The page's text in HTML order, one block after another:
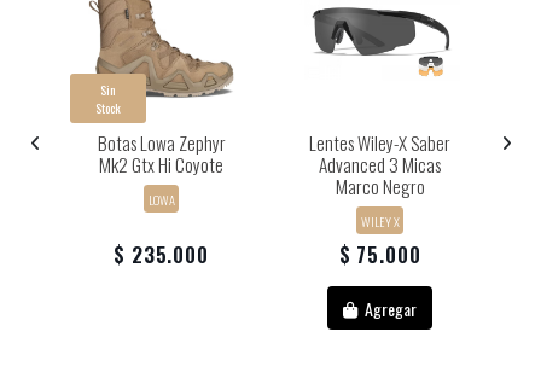
Sin
Stock
Botas Lowa Zephyr
Mk2 Gtx Hi Coyote
LOWA
$ 235.000
Lentes Wiley-X Saber
Advanced 3 Micas
Marco Negro
WILEY X
$ 75.000
Agregar